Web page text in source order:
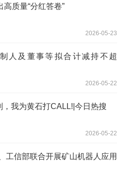
高质量“分红答卷”
2026-05-23
人及董事等拟合计减持不超
2026-05-22
我为黄石打CALL!|今日热搜
2026-05-22
工信部联合开展矿山机器人应用